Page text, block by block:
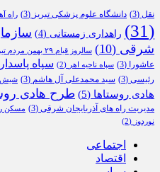
نقل (3) دانشگاه علوم پزشکی تبریز (3) راه
(31)
راهداری زمستانی (4)
شرقی (10) سالروز قیام ۲۹ بهمن مردم تبریز
عاشورا (3) سپاه ناحیه اهر (2) سپاه
رئیسی (3) سید محمدعلی آل هاشم (3) شیش
هادی روستاها (5) طرح هادی
مدیریت راه های آذربایجان شرقی (3) مسکن
نوردوز (2)
اجتماعی
اقتصاد